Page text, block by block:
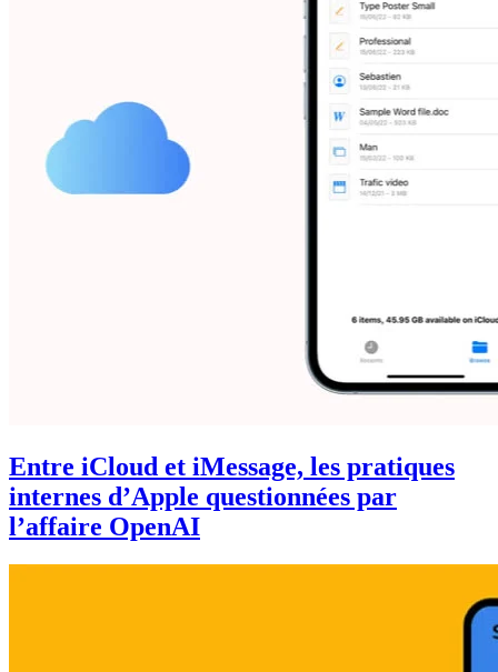
Entre iCloud et iMessage, les pratiques
internes d’Apple questionnées par
l’affaire OpenAI